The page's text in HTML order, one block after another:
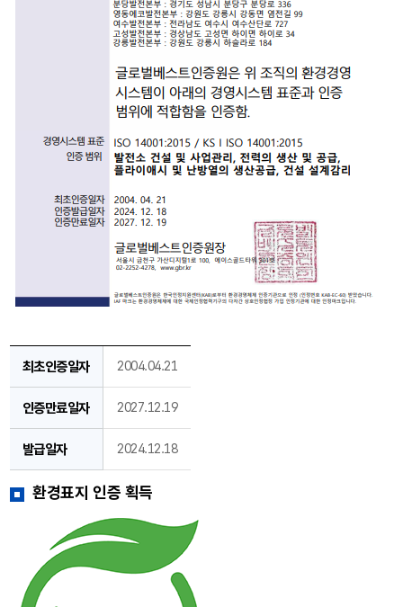
최초인증일자 2004.04.21
인증만료일자 2027.12.19
발급일자 2024.12.18
환경표지 인증 획득